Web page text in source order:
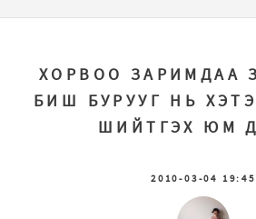
ХОРВОО ЗАРИМДАА
БИШ БУРУУГ НЬ
ШИЙТГЭХ ЮМ
2010-03-04 19:45